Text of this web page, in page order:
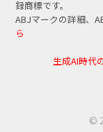
録商標です。
ABJマークの詳細、
ら
生成AI時代
©